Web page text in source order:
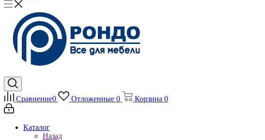
Сравнение0 Отложенные 0 Корзина 0
Каталог
Назад